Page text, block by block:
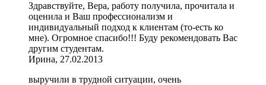
Здравствуйте, Вера, работу получила, прочитала и
оценила и Ваш профессионализм и
индивидуальный подход к клиентам (то-есть ко
мне). Огромное спасибо!!! Буду рекомендовать Вас
другим студентам.
Ирина, 27.02.2013
выручили в трудной ситуации, очень